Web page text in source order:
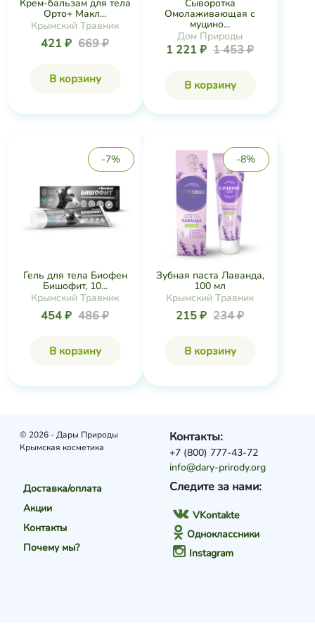
Крем-бальзам для тела
Орто+ Макл...
Крымский Травник
421 ₽ 669 ₽
В корзину
Сыворотка
Омолаживающая с
муцино...
Дом Природы
1 221 ₽ 1 453 ₽
В корзину
-7%
Гель для тела Биофен
Бишофит, 10...
Крымский Травник
454 ₽ 486 ₽
В корзину
-8%
Зубная паста Лаванда,
100 мл
Крымский Травник
215 ₽ 234 ₽
В корзину
© 2026 - Дары Природы
Крымская косметика
Доставка/оплата
Акции
Контакты
Почему мы?
Следите за нами:
VKontakte
Одноклассники
Instagram
Контакты:
+7 (800) 777-43-72
info@dary-prirody.org